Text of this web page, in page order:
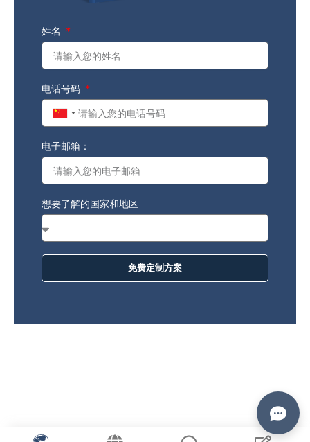
姓名
电话号码
China
电子邮箱：
想要了解的国家和地区
免费定制方案